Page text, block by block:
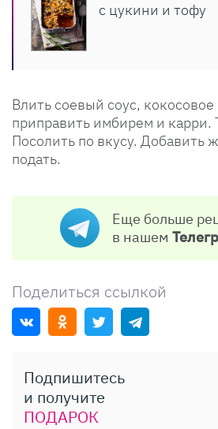
с цукини и тофу
Влить соевый соус,
приправить имбирем и карри.
Посолить по вкусу. Добавить
подать.
Еще больше
в нашем
Поделиться ссылкой
Подпишитесь
и получите
ПОДАРОК